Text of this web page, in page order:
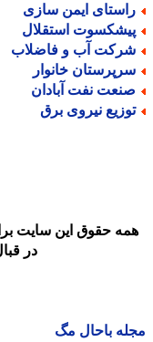
ایمن سازی
استقلال
آب و فاضلاب
خانوار
نفت آبادان
نیروی برق
حقوق این سایت
در قبال
باحال مگ